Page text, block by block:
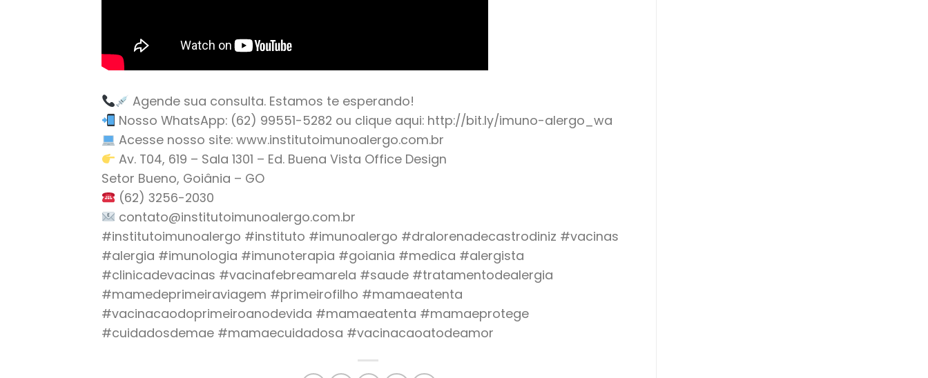
Agende sua consulta. Estamos te esperando!
Nosso WhatsApp: (62) 99551-5282 ou clique aqui: http://bit.ly/imuno-alergo_wa
Acesse nosso site: www.institutoimunoalergo.com.br
Av. T04, 619 – Sala 1301 – Ed. Buena Vista Office Design
Setor Bueno, Goiânia – GO
(62) 3256-2030
contato@institutoimunoalergo.com.br
#institutoimunoalergo #instituto #imunoalergo #dralorenadecastrodiniz #vacinas
#alergia #imunologia #imunoterapia #goiania #medica #alergista
#clinicadevacinas #vacinafebreamarela #saude #tratamentodealergia
#mamedeprimeiraviagem #primeirofilho #mamaeatenta
#vacinacaodoprimeiroanodevida #mamaeatenta #mamaeprotege
#cuidadosdemae #mamaecuidadosa #vacinacaoatodeamor